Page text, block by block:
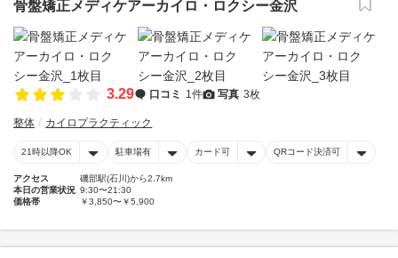
骨盤矯正メディケアーカイロ・ロクシー金沢
3.29 口コミ 1件 写真 3枚
整体 カイロプラクティック
21時以降OK 駐車場有 カード可 QRコード決済可
アクセス
磯部駅(石川)から2.7km
本日の営業状況 9:30〜21:30
価格帯
￥3,850〜￥5,900